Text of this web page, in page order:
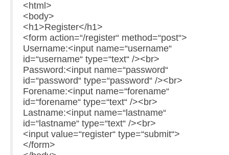
<html>
<body>
<h1>Register</h1>
<form action=“/register“ method=“post“>
Username:<input name=“username“
id=“username“ type=“text“ /><br>
Password:<input name=“password“
id=“password“ type=“password“ /><br>
Forename:<input name=“forename“
id=“forename“ type=“text“ /><br>
Lastname:<input name=“lastname“
id=“lastname“ type=“text“ /><br>
<input value=“register“ type=“submit“>
</form>